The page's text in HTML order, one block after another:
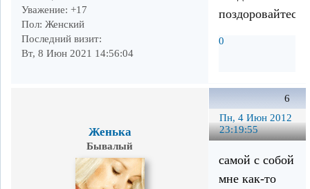
Уважение: +17
Пол: Женский
Последний визит:
Вт, 8 Июн 2021 14:56:04
поздоровайтесь!)
0
6
Пн, 4 Июн 2012
23:19:55
Женька
Бывалый
самой с собой
мне как-то